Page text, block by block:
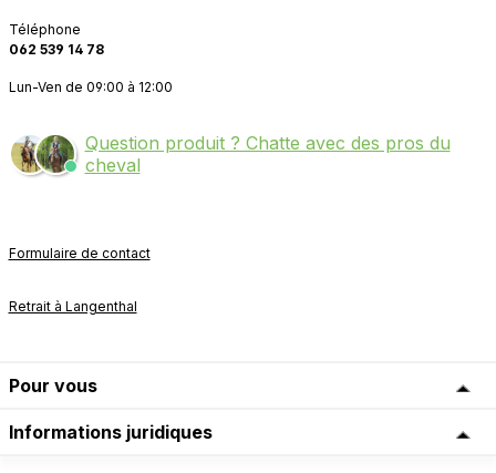
Téléphone
062 539 14 78
Lun-Ven de 09:00 à 12:00
Question produit ? Chatte avec des pros du
cheval
Formulaire de contact
Retrait à Langenthal
Pour vous
Informations juridiques